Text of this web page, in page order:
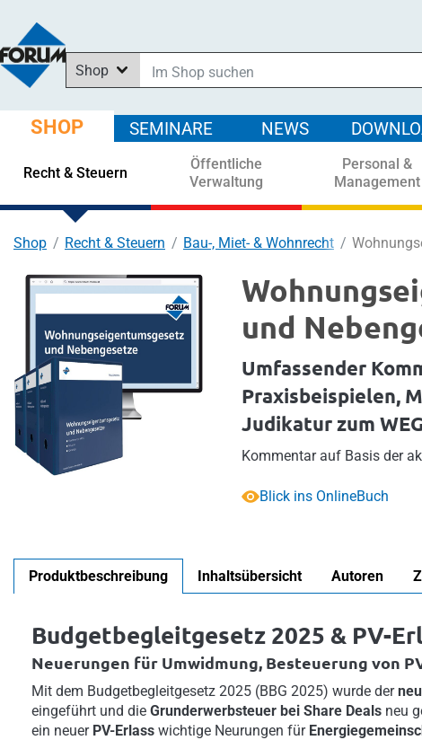
Shop
In News suchen
In Downloads suchen
In Seminaren suchen
SHOP SEMINARE NEWS
Recht & Steuern
Öffentliche
Verwaltung
Personal &
Management
Shop Recht & Steuern Bau-, Miet- & Wohnrecht
und
Umfassender
Praxisbeispielen,
Judikatur zum WEG
Kommentar auf Basis der
Blick ins OnlineBuch
Produktbeschreibung Inhaltsübersicht Autoren
Budgetbegleitgesetz 2025 & PV-
Neuerungen für Umwidmung, Besteuerung von
Mit dem Budgetbegleitgesetz 2025 (BBG 2025) wurde der
eingeführt und die Grunderwerbsteuer bei Share Deals neu
ein neuer PV-Erlass wichtige Neurungen für